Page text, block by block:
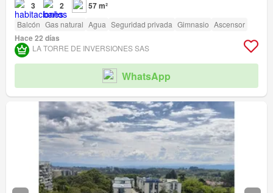
3 2 57 m²
Balcón Gas natural Agua Seguridad privada Gimnasio Ascensor
Hace 22 días
LA TORRE DE INVERSIONES SAS
WhatsApp